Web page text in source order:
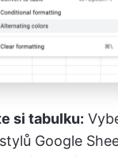
si tabulku:
Google